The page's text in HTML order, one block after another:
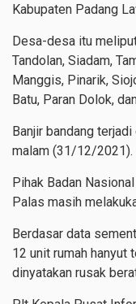
Kabupaten Padang
Desa-desa itu
Tandolan, Siadam,
Manggis, Pinarik,
Batu, Paran Dolok,
Banjir bandang terjadi
malam (31/12/2021).
Pihak Badan
Palas masih
Berdasar data
12 unit rumah hanyut
dinyatakan rusak